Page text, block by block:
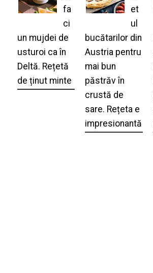
fa
ci
un mujdei de
usturoi ca în
Deltă. Rețetă
de ținut minte
et
ul
bucătarilor din
Austria pentru
mai bun
păstrăv în
crustă de
sare. Rețeta e
impresionantă